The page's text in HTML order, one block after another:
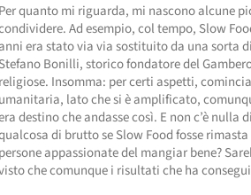
Per quanto mi riguarda, mi nascono alcune
Ad esempio, col tempo, Slow
era stato via via sostituito da una sorta
Stefano Bonilli, storico fondatore del
religiose. Insomma: per certi aspetti,
umanitaria, lato che si è amplificato,
destino che andasse così. E non c’è
di brutto se Slow Food fosse
persone appassionate del mangiar bene?
che comunque i risultati che ha